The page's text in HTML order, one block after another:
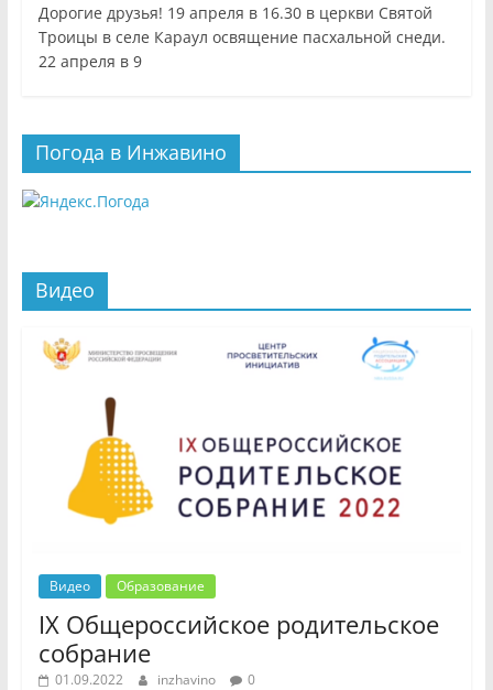
Дорогие друзья! 19 апреля в 16.30 в церкви Святой
Троицы в селе Караул освящение пасхальной снеди.
22 апреля в 9
Погода в Инжавино
Видео
Видео Образование
IX Общероссийское родительское
собрание
01.09.2022 inzhavino 0